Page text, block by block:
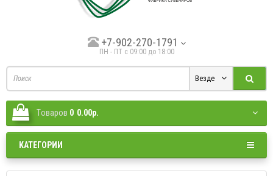
+7-902-270-1791
ПН - ПТ с 09:00 до 18:00
Везде
Tоваров 0 0.00р.
КАТЕГОРИИ